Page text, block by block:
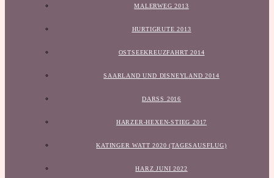
MALERWEG 2013
HURTIGRUTE 2013
OSTSEEKREUZFAHRT 2014
SAARLAND UND DISNEYLAND 2014
DARSS 2016
HARZER-HEXEN-STIEG 2017
KATINGER WATT 2020 (TAGESAUSFLUG)
HARZ JUNI 2022